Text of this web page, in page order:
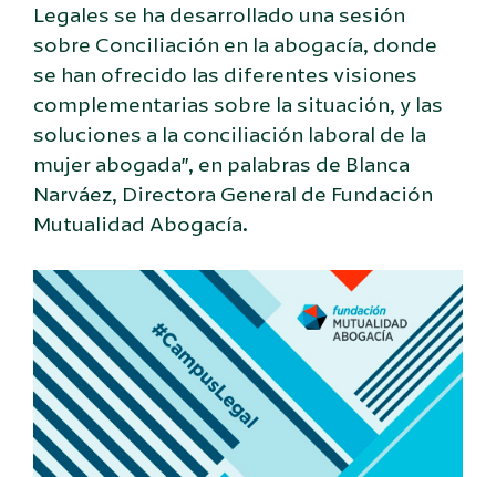
Legales se ha desarrollado una sesión
sobre Conciliación en la abogacía, donde
se han ofrecido las diferentes visiones
complementarias sobre la situación, y las
soluciones a la conciliación laboral de la
mujer abogada”, en palabras de Blanca
Narváez, Directora General de Fundación
Mutualidad Abogacía.